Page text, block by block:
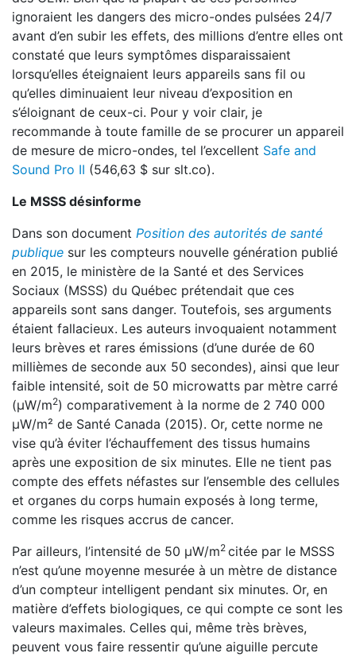
ignoraient les dangers des micro-ondes pulsées 24/7
avant d’en subir les effets, des millions d’entre elles ont
constaté que leurs symptômes disparaissaient
lorsqu’elles éteignaient leurs appareils sans fil ou
qu’elles diminuaient leur niveau d’exposition en
s’éloignant de ceux-ci. Pour y voir clair, je
recommande à toute famille de se procurer un appareil
de mesure de micro-ondes, tel l’excellent Safe and
Sound Pro II (546,63 $ sur slt.co).
Le MSSS désinforme
Dans son document Position des autorités de santé
publique sur les compteurs nouvelle génération publié
en 2015, le ministère de la Santé et des Services
Sociaux (MSSS) du Québec prétendait que ces
appareils sont sans danger. Toutefois, ses arguments
étaient fallacieux. Les auteurs invoquaient notamment
leurs brèves et rares émissions (d’une durée de 60
millièmes de seconde aux 50 secondes), ainsi que leur
faible intensité, soit de 50 microwatts par mètre carré
(μW/m2) comparativement à la norme de 2 740 000
μW/m² de Santé Canada (2015). Or, cette norme ne
vise qu’à éviter l’échauffement des tissus humains
après une exposition de six minutes. Elle ne tient pas
compte des effets néfastes sur l’ensemble des cellules
et organes du corps humain exposés à long terme,
comme les risques accrus de cancer.
Par ailleurs, l’intensité de 50 μW/m2 citée par le MSSS
n’est qu’une moyenne mesurée à un mètre de distance
d’un compteur intelligent pendant six minutes. Or, en
matière d’effets biologiques, ce qui compte ce sont les
valeurs maximales. Celles qui, même très brèves,
peuvent vous faire ressentir qu’une aiguille percute